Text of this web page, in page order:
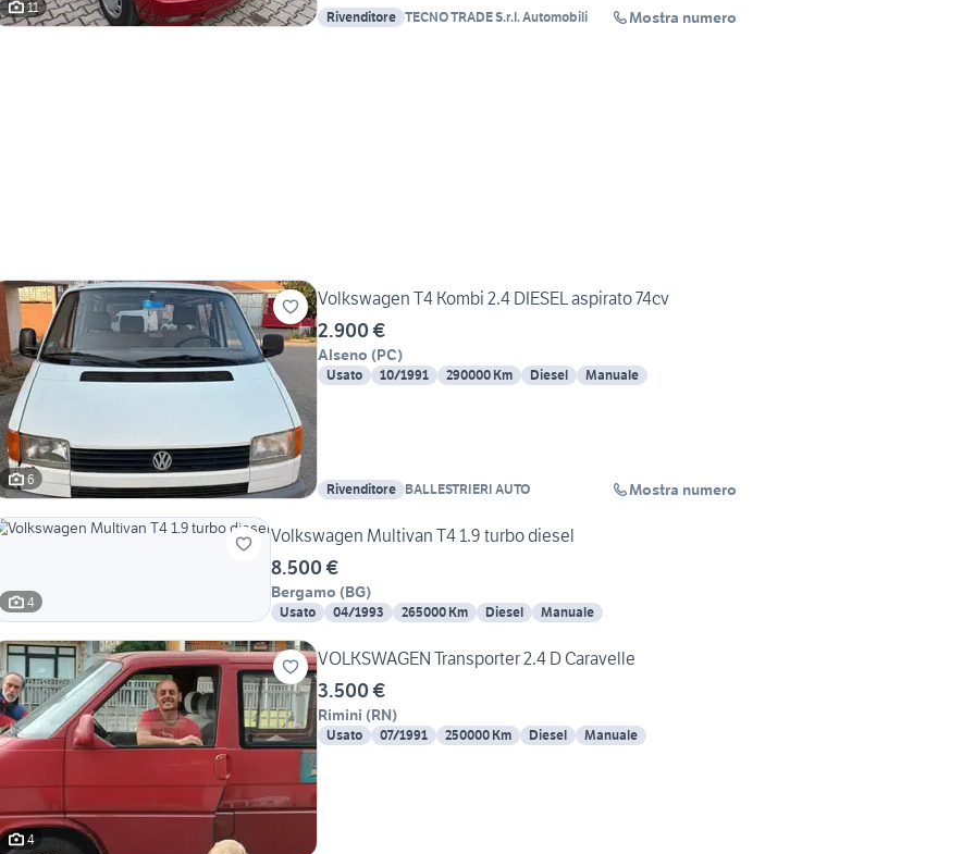
11
Rivenditore TECNO TRADE S.r.l. Automobili Mostra numero
6
Volkswagen T4 Kombi 2.4 DIESEL aspirato 74cv
2.900 €
Alseno (PC)
Usato 10/1991 290000 Km Diesel Manuale
Rivenditore BALLESTRIERI AUTO Mostra numero
4
Volkswagen Multivan T4 1.9 turbo diesel
8.500 €
Bergamo (BG)
Usato 04/1993 265000 Km Diesel Manuale
4
VOLKSWAGEN Transporter 2.4 D Caravelle
3.500 €
Rimini (RN)
Usato 07/1991 250000 Km Diesel Manuale